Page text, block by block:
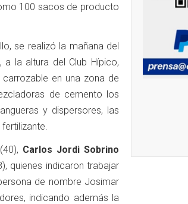
100 sacos de producto
se realizó la mañana del
la altura del Club Hípico,
en una zona de
de cemento los
y dispersores, las
(40), Carlos Jordi Sobrino
quienes indicaron trabajar
de nombre Josimar
indicando además la